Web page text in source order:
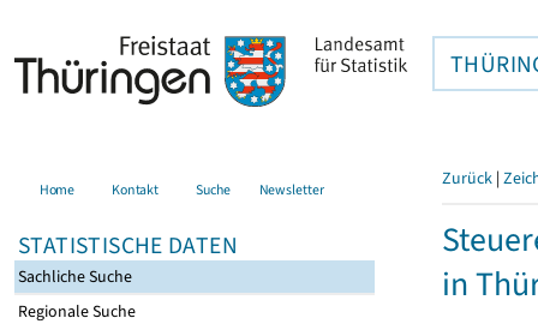
Home Kontakt Suche Newsletter
STATISTISCHE DATEN
Sachliche Suche
Regionale Suche
Zurück |
in